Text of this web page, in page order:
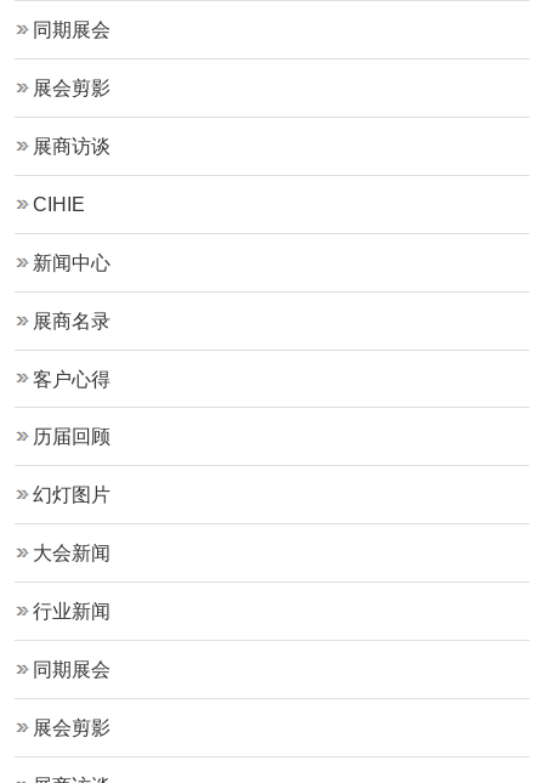
同期展会
展会剪影
展商访谈
CIHIE
新闻中心
展商名录
客户心得
历届回顾
幻灯图片
大会新闻
行业新闻
同期展会
展会剪影